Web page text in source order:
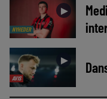
NYHEDER
►
AVIS
►